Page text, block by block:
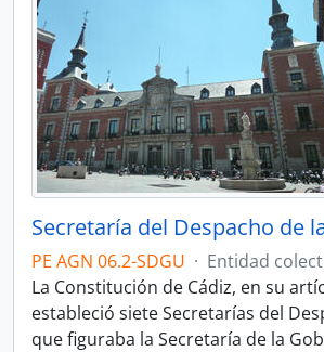
PE AGN 06.2-SDGU · Entidad
La Constitución de Cádiz, en su
estableció siete Secretarías del
que figuraba la Secretaría de la